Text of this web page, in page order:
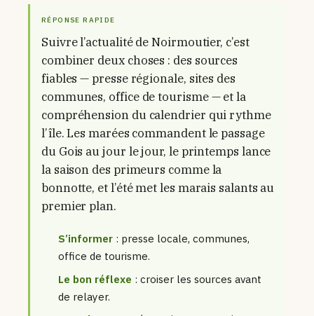
RÉPONSE RAPIDE
Suivre l’actualité de Noirmoutier, c’est
combiner deux choses : des sources
fiables — presse régionale, sites des
communes, office de tourisme — et la
compréhension du calendrier qui rythme
l’île. Les marées commandent le passage
du Gois au jour le jour, le printemps lance
la saison des primeurs comme la
bonnotte, et l’été met les marais salants au
premier plan.
S’informer : presse locale, communes,
office de tourisme.
Le bon réflexe : croiser les sources avant
de relayer.